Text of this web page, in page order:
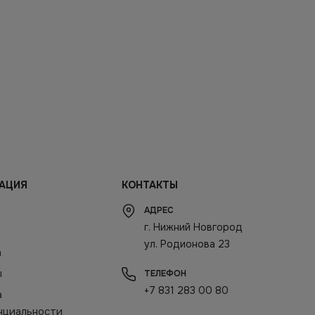
КОНТАКТЫ
АДРЕС
г. Нижний Новгород
ул. Родионова 23
ТЕЛЕФОН
+7 831 283 00 80